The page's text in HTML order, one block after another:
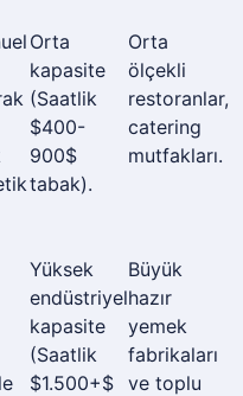
Orta
kapasite
(Saatlik
$400-
900$
tabak).
Orta
ölçekli
restoranlar,
catering
mutfakları.
Yüksek
endüstriyel
kapasite
(Saatlik
$1.500+$
Büyük
hazır
yemek
fabrikaları
ve toplu